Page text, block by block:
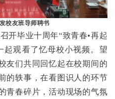
校友班导师聘书
开毕业十周年“致青春•再起
起观看了忆母校小视频。望
友们共同回忆起在校期间的
的轶事，在看图识人的环节
青春碎片，活动现场的气氛